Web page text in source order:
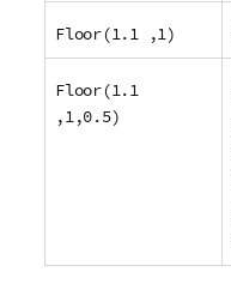
Floor(1.1 ,1)
Floor(1.1
,1,0.5)